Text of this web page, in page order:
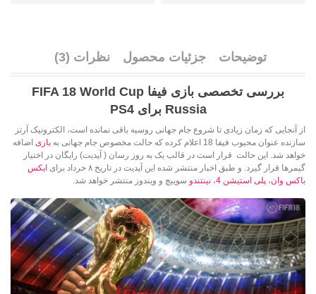
توضیحات جزئیات محصول نظرات (3)
بررسی تخصصی بازی فیفا FIFA 18 World Cup
Russia برای PS4
از آنجایی که زمان زیادی تا شروع جام جهانی روسیه باقی نمانده است، الکترونیک آرتز
سازنده عنوان محبوب فیفا 18 اعلام کرده که حالت مخصوص جام جهانی به
بازی اضافه
خواهد شد. این حالت قرار است در قالب یک به روز رسان ( آپدیت) رایگان در اختیار
گیمرها قرار گیرد. و طبق اخبار منتشر شده این آپدیت در تاریخ ۸ خرداد برای
ایکس
باکس وان، پلی استیشن 4 ، نینتندو سوییچ و ویندوز منتشر خواهد شد.